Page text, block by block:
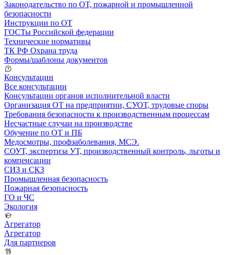
Законодательство по ОТ, пожарной и промышленной
безопасности
Инструкции по ОТ
ГОСТы Российской федерации
Технические нормативы
ТК РФ Охрана труда
Формы/шаблоны документов
Консультации
Все консультации
Консультации органов исполнительной власти
Организация ОТ на предприятии, СУОТ, трудовые споры
Требования безопасности к производственным процессам
Несчастные случаи на производстве
Обучение по ОТ и ПБ
Медосмотры, профзаболевания, МСЭ.
СОУТ, экспертиза УТ, производственный контроль, льготы и
компенсации
СИЗ и СКЗ
Промышленная безопасность
Пожарная безопасность
ГО и ЧС
Экология
Агрегатор
Агрегатор
Для партнеров